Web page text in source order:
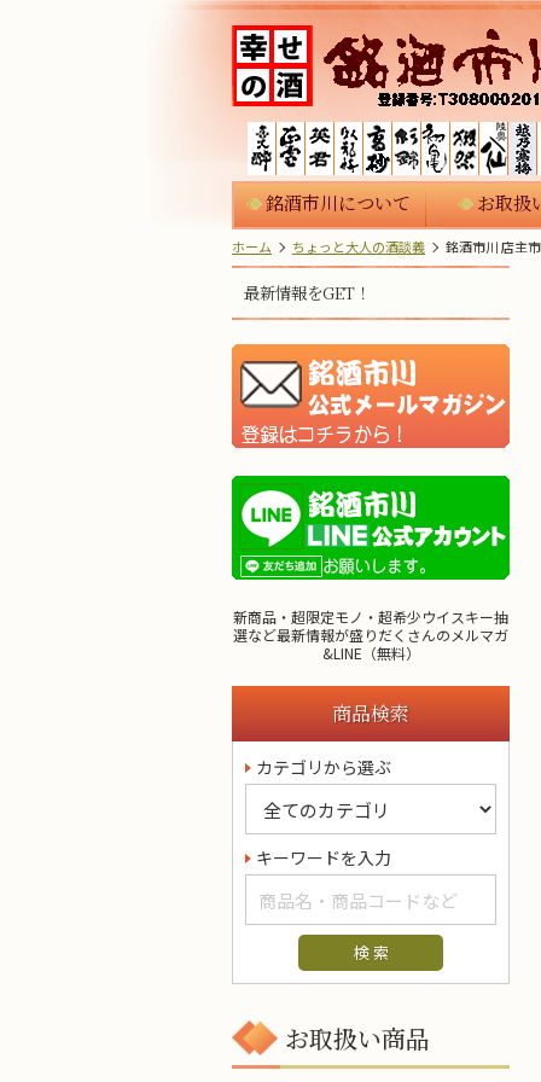
銘酒市川について お取扱
ホーム ちょっと大人の酒談義 銘酒市川 店主
最新情報をGET！
新商品・超限定モノ・超希少ウイスキー抽
選など最新情報が盛りだくさんのメルマガ
&LINE（無料）
商品検索
カテゴリから選ぶ
キーワードを入力
お取扱い商品